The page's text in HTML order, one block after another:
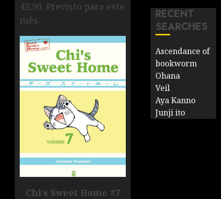
43,90. Previsto para este
mês.
Chi’s Sweet Home #7
RECENT
SEARCHES
Ascendance of
bookworm
Ohana
Veil
Aya Kanno
Junji ito